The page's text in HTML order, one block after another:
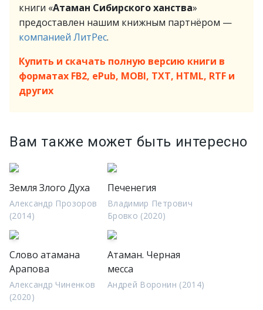
книги «Атаман Сибирского ханства»
предоставлен нашим книжным партнёром —
компанией ЛитРес.
Купить и скачать полную версию книги в
форматах FB2, ePub, MOBI, TXT, HTML, RTF и
других
Вам также может быть интересно
Земля Злого Духа
Александр Прозоров
(2014)
Печенегия
Владимир Петрович
Бровко (2020)
Слово атамана
Арапова
Александр Чиненков
(2020)
Атаман. Черная
месса
Андрей Воронин (2014)